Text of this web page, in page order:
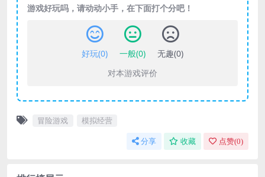
游戏好玩吗，请动动小手，在下面打个分吧！
好玩(0) 一般(0) 无趣(0)
对本游戏评价
冒险游戏 模拟经营
分享 收藏 点赞(0)